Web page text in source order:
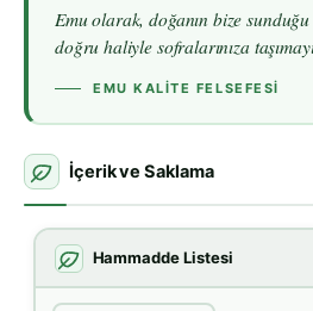
Emu olarak, doğanın bize
doğru haliyle sofralarınıza
EMU KALITE FELSEFESI
İçerik ve Saklama
Hammadde Listesi